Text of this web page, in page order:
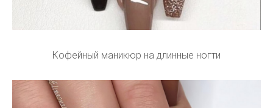
Кофейный маникюр на длинные ногти